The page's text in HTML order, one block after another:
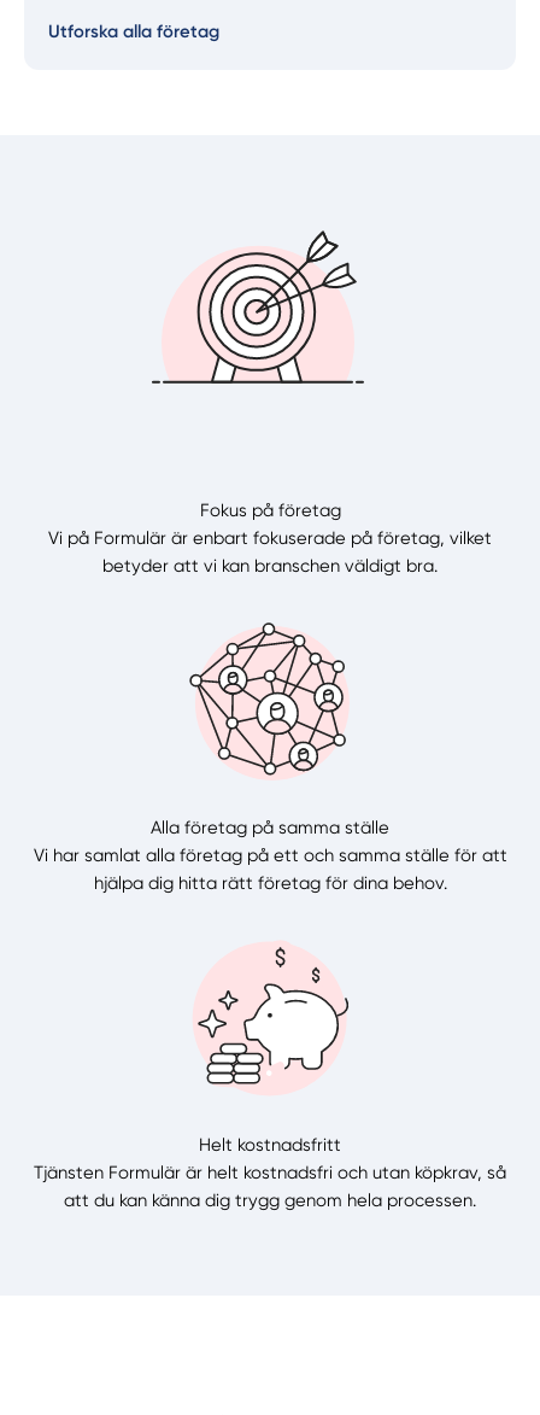
Utforska alla företag
Fokus på företag
Vi på Formulär är enbart fokuserade på företag, vilket
betyder att vi kan branschen väldigt bra.
Alla företag på samma ställe
Vi har samlat alla företag på ett och samma ställe för att
hjälpa dig hitta rätt företag för dina behov.
Helt kostnadsfritt
Tjänsten Formulär är helt kostnadsfri och utan köpkrav, så
att du kan känna dig trygg genom hela processen.